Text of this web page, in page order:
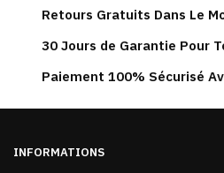
Retours Gratuits Dans Le
30 Jours de Garantie Pour
Paiement 100% Sécurisé
INFORMATIONS